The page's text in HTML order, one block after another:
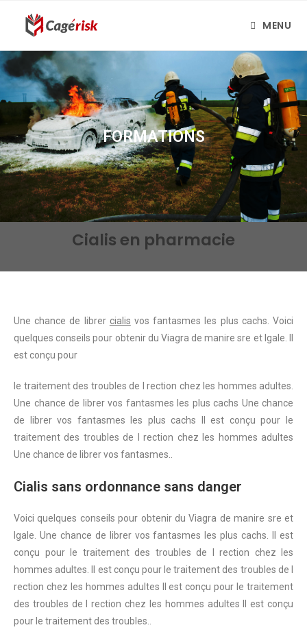
MENU
FORMATIONS
Cialis en pharmacie
Une chance de librer cialis vos fantasmes les plus cachs. Voici
quelques conseils pour obtenir du Viagra de manire sre et lgale. Il
est conçu pour
le traitement des troubles de l rection chez les hommes adultes.
Une chance de librer vos fantasmes les plus cachs Une chance
de librer vos fantasmes les plus cachs Il est conçu pour le
traitement des troubles de l rection chez les hommes adultes
Une chance de librer vos fantasmes..
Cialis sans ordonnance sans danger
Voici quelques conseils pour obtenir du Viagra de manire sre et
lgale. Une chance de librer vos fantasmes les plus cachs. Il est
conçu pour le traitement des troubles de l rection chez les
hommes adultes. Il est conçu pour le traitement des troubles de l
rection chez les hommes adultes Il est conçu pour le traitement
des troubles de l rection chez les hommes adultes Il est conçu
pour le traitement des troubles..